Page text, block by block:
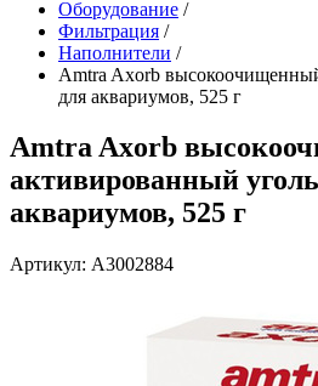
Оборудование /
Фильтрация /
Наполнители /
Amtra Axorb
для аквариумов, 525 г
Amtra Axorb
активированный
аквариумов, 525 г
Артикул: A3002884